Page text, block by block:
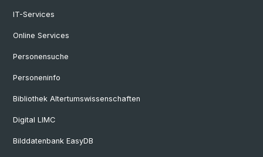
IT-Services
Online Services
Personensuche
Personeninfo
Bibliothek Altertumswissenschaften
Digital LIMC
Bilddatenbank EasyDB